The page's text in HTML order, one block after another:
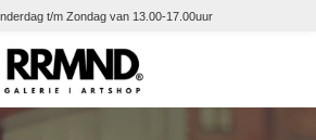
t/m Zondag van 13.00-17.00uur